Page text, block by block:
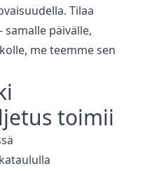
Tilaa
päivälle,
me teemme sen
toimii